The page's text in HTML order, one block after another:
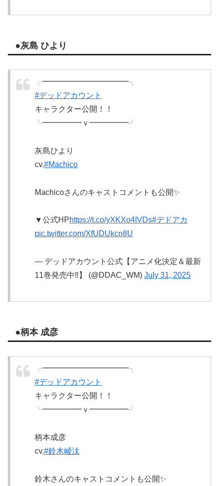
●灰島 ひより
╭━━━━━━━━━━━╮
#デッドアカウント
キャラクター公開！！
╰━━━━━ｖ━━━━━╯
灰島ひより
cv.#Machico
Machicoさんのキャストコメントも公開✨
▼公式HPhttps://t.co/yXKXo4IVDs#デドアカ
pic.twitter.com/XfUDUkcn8U
— デッドアカウント公式【アニメ化決定＆最新
11巻発売中‼️】 (@DDAC_WM) July 31, 2025
●柄本 成彦
╭━━━━━━━━━━━╮
#デッドアカウント
キャラクター公開！！
╰━━━━━ｖ━━━━━╯
柄本成彦
cv.#鈴木崚汰
鈴木さんのキャストコメントも公開✨